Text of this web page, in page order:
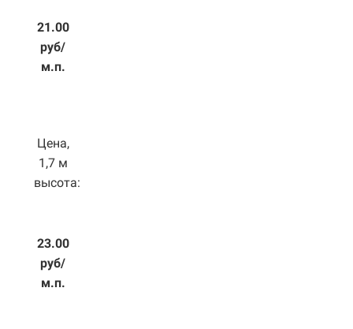
21.00
руб/
м.п.
Цена,
1,7 м
высота:
23.00
руб/
м.п.